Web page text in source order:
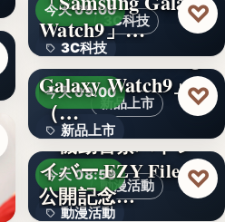
3C科技
今天 09:00
3C科技
文字
Watch9」…
♡
新品上市
今天 09:00
新品上市
文字
＜au＞「Samsung
Galaxy Watch9」
（…
♡
動漫活動
今天 08:59
動漫活動
『機動警察パトレ
イバー EZY File 2』
公開記念…
♡